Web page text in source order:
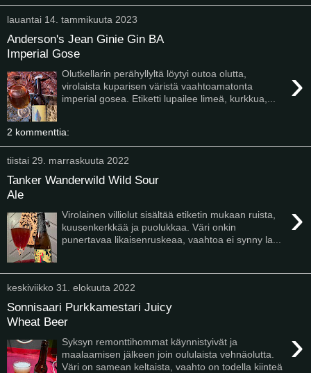
lauantai 14. tammikuuta 2023
Anderson's Jean Ginie Gin BA
Imperial Gose
›
Olutkellarin perähyllyltä löytyi outoa olutta,
virolaista kuparisen väristä vaahtoamatonta
imperial gosea. Etiketti lupailee limeä, kurkkua,...
2 kommenttia:
tiistai 29. marraskuuta 2022
Tanker Wanderwild Wild Sour
Ale
›
Virolainen villiolut sisältää etiketin mukaan ruista,
kuusenkerkkää ja puolukkaa. Väri onkin
punertavaa likaisenruskeaa, vaahtoa ei synny la...
keskiviikko 31. elokuuta 2022
Sonnisaari Purkkamestari Juicy
Wheat Beer
›
Syksyn remonttihommat käynnistyivät ja
maalaamisen jälkeen join oululaista vehnäolutta.
Väri on samean keltaista, vaahto on todella kiinteä